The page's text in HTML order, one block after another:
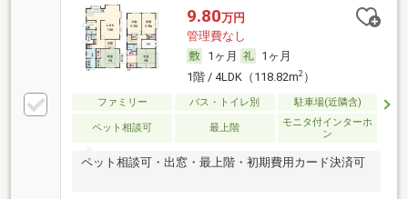
9.80万円
管理費なし
1ヶ月
1ヶ月
1階 / 4LDK（118.82m2）
ファミリー バス・トイレ別 駐車場(近隣含)
ペット相談可 最上階
モニタ付インターホ
ン
ペット相談可・出窓・最上階・初期費用カード決済可